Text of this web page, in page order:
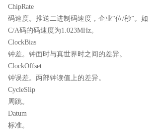
ChipRate
码速度。推送二进制码速度，企业“位/秒”。如
C/A码的码速度为1.023MHz。
ClockBias
钟差。钟面时与真世界时之间的差异。
ClockOffset
钟误差。两部钟读值上的差异。
CycleSlip
周跳。
Datum
标准。